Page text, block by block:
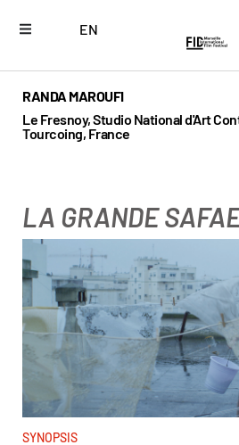
EN
RANDA MAROUFI
Le Fresnoy, Studio National d'Art
Tourcoing, France
LA GRANDE
SYNOPSIS